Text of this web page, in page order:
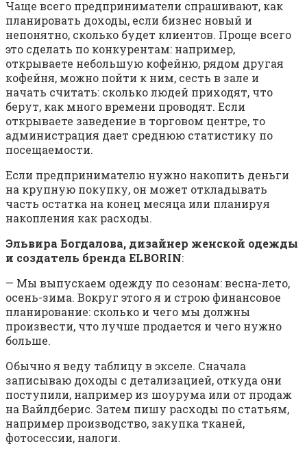
Чаще всего предприниматели спрашивают, как
планировать доходы, если бизнес новый и
непонятно, сколько будет клиентов. Проще всего
это сделать по конкурентам: например,
открываете небольшую кофейню, рядом другая
кофейня, можно пойти к ним, сесть в зале и
начать считать: сколько людей приходят, что
берут, как много времени проводят. Если
открываете заведение в торговом центре, то
администрация дает среднюю статистику по
посещаемости.
Если предпринимателю нужно накопить деньги
на крупную покупку, он может откладывать
часть остатка на конец месяца или планируя
накопления как расходы.
Эльвира Богдалова, дизайнер женской одежды
и создатель бренда ELBORIN:
— Мы выпускаем одежду по сезонам: весна-лето,
осень-зима. Вокруг этого я и строю финансовое
планирование: сколько и чего мы должны
произвести, что лучше продается и чего нужно
больше.
Обычно я веду таблицу в экселе. Сначала
записываю доходы с детализацией, откуда они
поступили, например из шоурума или от продаж
на Вайлдберис. Затем пишу расходы по статьям,
например производство, закупка тканей,
фотосессии, налоги.